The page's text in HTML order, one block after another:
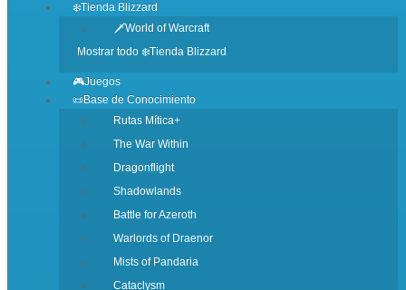
❄️Tienda Blizzard
🗡️World of Warcraft
Mostrar todo ❄️Tienda Blizzard
🎮Juegos
📜Base de Conocimiento
Rutas Mítica+
The War Within
Dragonflight
Shadowlands
Battle for Azeroth
Warlords of Draenor
Mists of Pandaria
Cataclysm